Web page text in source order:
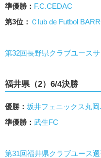
準優勝： F.C.CEDAC
第3位： Ｃlub de Futbol
第32回長野県クラブユース
福井県（2）6/4決勝
優勝： 坂井フェニックス丸
準優勝： 武生FC
第31回福井県クラブユース